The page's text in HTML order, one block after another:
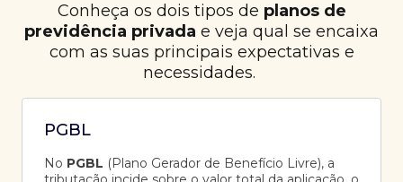
Conheça os dois tipos de planos de
previdência privada e veja qual se encaixa
com as suas principais expectativas e
necessidades.
PGBL
No PGBL (Plano Gerador de Benefício Livre), a